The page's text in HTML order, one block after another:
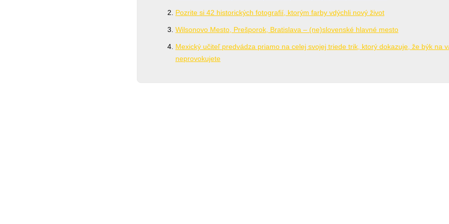
Pozrite si 42 historických fotografií, ktorým farby vdýchli nový život
Wilsonovo Mesto, Prešporok, Bratislava – (ne)slovenské hlavné mesto
Mexický učiteľ predvádza priamo na celej svojej triede trik, ktorý dokazuje, že býk na
neprovokujete